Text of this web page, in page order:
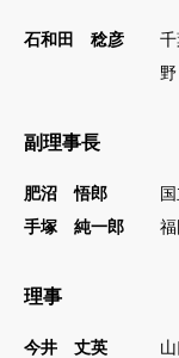
石和田 稔彦
野
副理事長
肥沼 悟郎
手塚 純一郎
理事
今井 丈英
学術集会
お問い合わせ
お知らせ
学会につい